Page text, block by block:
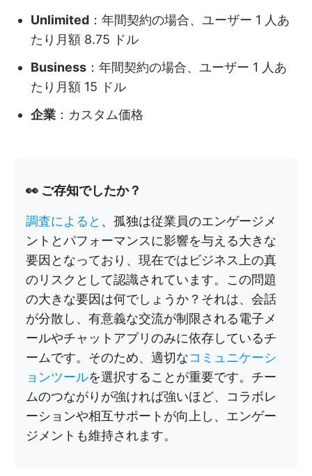
Unlimited ：年間契約の場合、ユーザー 1 人あ
たり月額 8.75 ドル
Business ：年間契約の場合、ユーザー 1 人あ
たり月額 15 ドル
企業 ：カスタム価格
👀 ご存知でしたか？
調査によると 、孤独は従業員のエンゲージメ
ントとパフォーマンスに影響を与える大きな
要因となっており、現在ではビジネス上の真
のリスクとして認識されています。この問題
の大きな要因は何でしょうか？それは、会話
が分散し、有意義な交流が制限される電子メ
ールやチャットアプリのみに依存しているチ
ームです。そのため、適切なコミュニケーシ
ョンツールを選択することが重要です。チー
ムのつながりが強ければ強いほど、コラボレ
ーションや相互サポートが向上し、エンゲー
ジメントも維持されます。